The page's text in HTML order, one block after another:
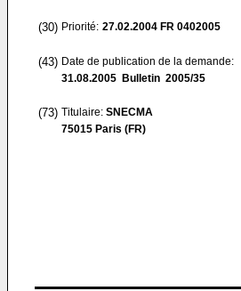
(30) Priorité: 27.02.2004 FR 0402005
(43) Date de publication de la demande:
31.08.2005 Bulletin 2005/35
(73) Titulaire: SNECMA
75015 Paris (FR)